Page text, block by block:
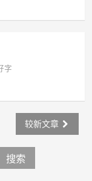
字
较新文章